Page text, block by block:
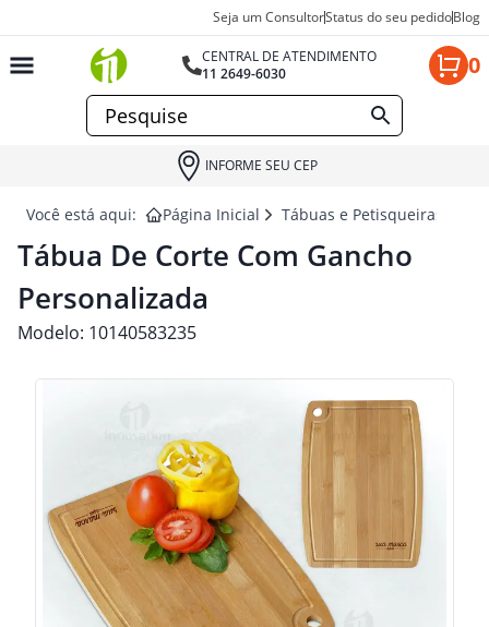
Seja um ConsultorStatus do seu pedidoBlog
CENTRAL DE ATENDIMENTO
11 2649-6030
0
INFORME SEU CEP
Você está aqui: Página Inicial Tábuas e Petisqueiras para
Tábua De Corte Com Gancho
Personalizada
Modelo: 10140583235